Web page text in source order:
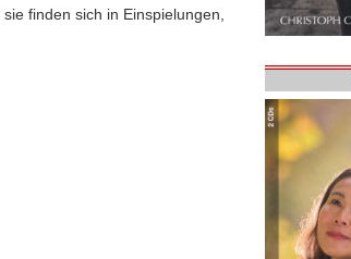
finden sich in Einspielungen,